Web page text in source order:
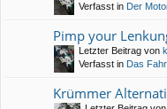
Verfasst in Der
Pimp your
Letzter Beitrag von
Verfasst in Das
Krümmer